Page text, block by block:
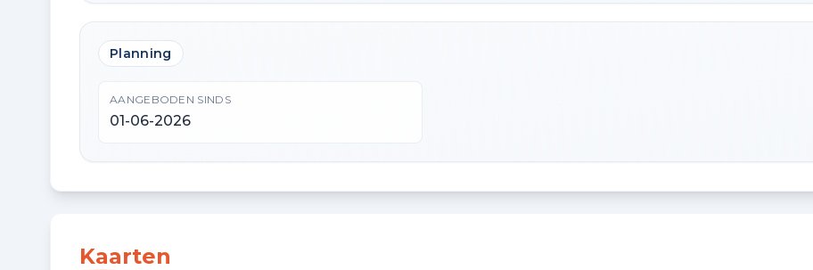
Planning
AANGEBODEN SINDS
01-06-2026
Kaarten